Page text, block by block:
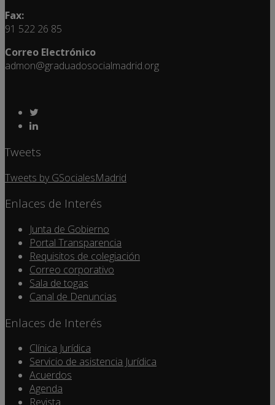
Fax:
91 522 26 85
Correo Electrónico
admon@graduadosocialmadrid.org
Tweets
Tweets by GSocialesMadrid
Enlaces de Interés
Junta de Gobierno
Portal Transparencia
Requisitos de colegiación
Correo corporativo
Sala de togas
Canal de Denuncias
Enlaces de Interés
Clínica Jurídica
Servicio de asistencia Jurídica
Acuerdos
Agenda
Revista